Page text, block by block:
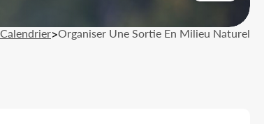
Calendrier>Organiser Une Sortie En Milieu Naturel